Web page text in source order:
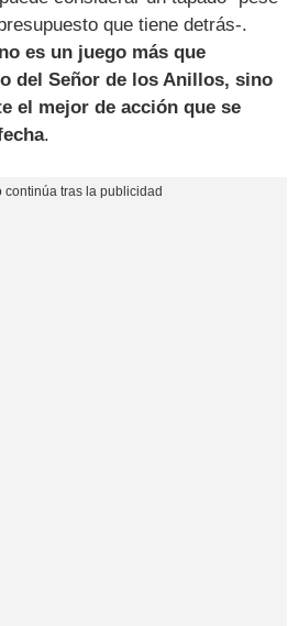
que tiene detrás-.
es un juego más que
del Señor de los Anillos, sino
el mejor de acción que se
.